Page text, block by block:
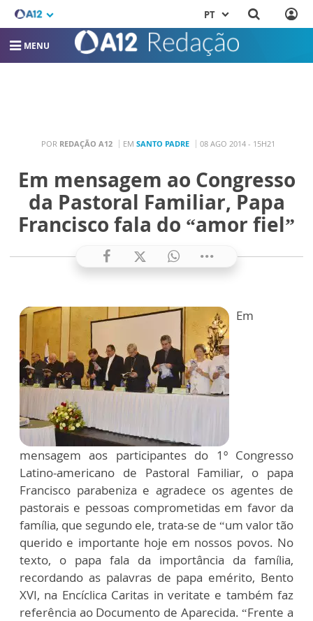
PT
MENU
POR REDAÇÃO A12 EM SANTO PADRE 08 AGO 2014 - 15H21
Em mensagem ao Congresso
da Pastoral Familiar, Papa
Francisco fala do “amor fiel”
Em
mensagem aos participantes do 1º Congresso
Latino-americano de Pastoral Familiar, o papa
Francisco parabeniza e agradece os agentes de
pastorais e pessoas comprometidas em favor da
família, que segundo ele, trata-se de “um valor tão
querido e importante hoje em nossos povos. No
texto, o papa fala da importância da família,
recordando as palavras de papa emérito, Bento
XVI, na Encíclica Caritas in veritate e também faz
referência ao Documento de Aparecida. “Frente a